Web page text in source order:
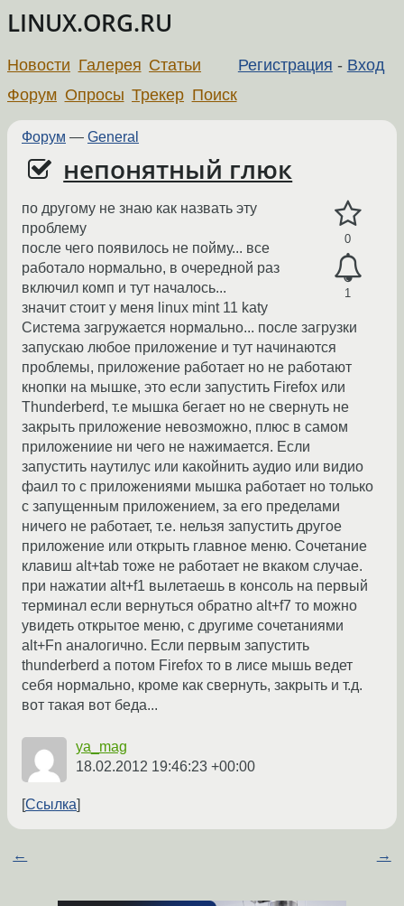
LINUX.ORG.RU
Регистрация - Вход
Новости Галерея Статьи
Форум Опросы Трекер Поиск
Форум — General
непонятный глюк
0
1
по другому не знаю как назвать эту
проблему
после чего появилось не пойму... все
работало нормально, в очередной раз
включил комп и тут началось...
значит стоит у меня linux mint 11 katy
Система загружается нормально... после загрузки
запускаю любое приложение и тут начинаются
проблемы, приложение работает но не работают
кнопки на мышке, это если запустить Firefox или
Thunderberd, т.е мышка бегает но не свернуть не
закрыть приложение невозможно, плюс в самом
приложениие ни чего не нажимается. Если
запустить наутилус или какойнить аудио или видио
фаил то с приложениями мышка работает но только
с запущенным приложением, за его пределами
ничего не работает, т.е. нельзя запустить другое
приложение или открыть главное меню. Сочетание
клавиш alt+tab тоже не работает не вкаком случае.
при нажатии alt+f1 вылетаешь в консоль на первый
терминал если вернуться обратно alt+f7 то можно
увидеть открытое меню, с другиме сочетаниями
alt+Fn аналогично. Если первым запустить
thunderberd а потом Firefox то в лисе мышь ведет
себя нормально, кроме как свернуть, закрыть и т.д.
вот такая вот беда...
ya_mag
18.02.2012 19:46:23 +00:00
Ссылка
← →